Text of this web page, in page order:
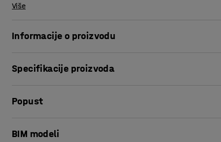
Više
Informacije o proizvodu
dizajn koji jednako dobro odgovara prostoru za
temom boja.
Polirano aluminijsko postolje odražava stil dok niski
Specifikacije proizvoda
Dubina sjedišta
Širina: 740 mm
Popust
Ispis stranice
BIM modeli